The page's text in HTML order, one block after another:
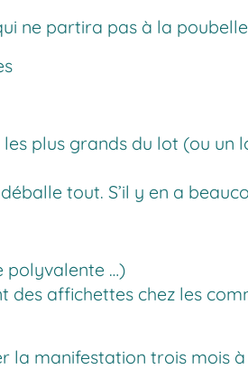
ne partira pas à la
plus grands du lot (ou un
tout. S’il y en a
polyvalente …)
des affichettes chez les
manifestation trois mois